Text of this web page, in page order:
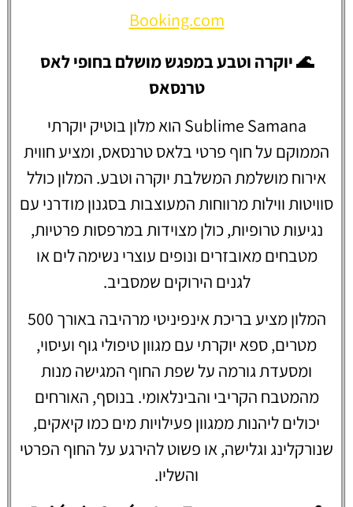
Booking.com
🌊 יוקרה וטבע במפגש מושלם בחופי לאס
טרנסאס
Sublime Samana הוא מלון בוטיק יוקרתי
הממוקם על חוף פרטי בלאס טרנסאס, ומציע חווית
אירוח מושלמת המשלבת יוקרה וטבע. המלון כולל
סוויטות ווילות מרווחות המעוצבות בסגנון מודרני עם
נגיעות טרופיות, כולן מצוידות במרפסות פרטיות,
מטבחים מאובזרים ונופים עוצרי נשימה לים או
לגנים הירוקים שמסביב.
המלון מציע בריכת אינפיניטי מרהיבה באורך 500
מטרים, ספא יוקרתי עם מגוון טיפולי גוף ועיסוי,
ומסעדת גורמה על שפת החוף המגישה מנות
מהמטבח הקריבי והבינלאומי. בנוסף, האורחים
יכולים ליהנות ממגוון פעילויות מים כמו קיאקים,
שנורקלינג וגלישה, או פשוט להירגע על החוף הפרטי
והשליו.